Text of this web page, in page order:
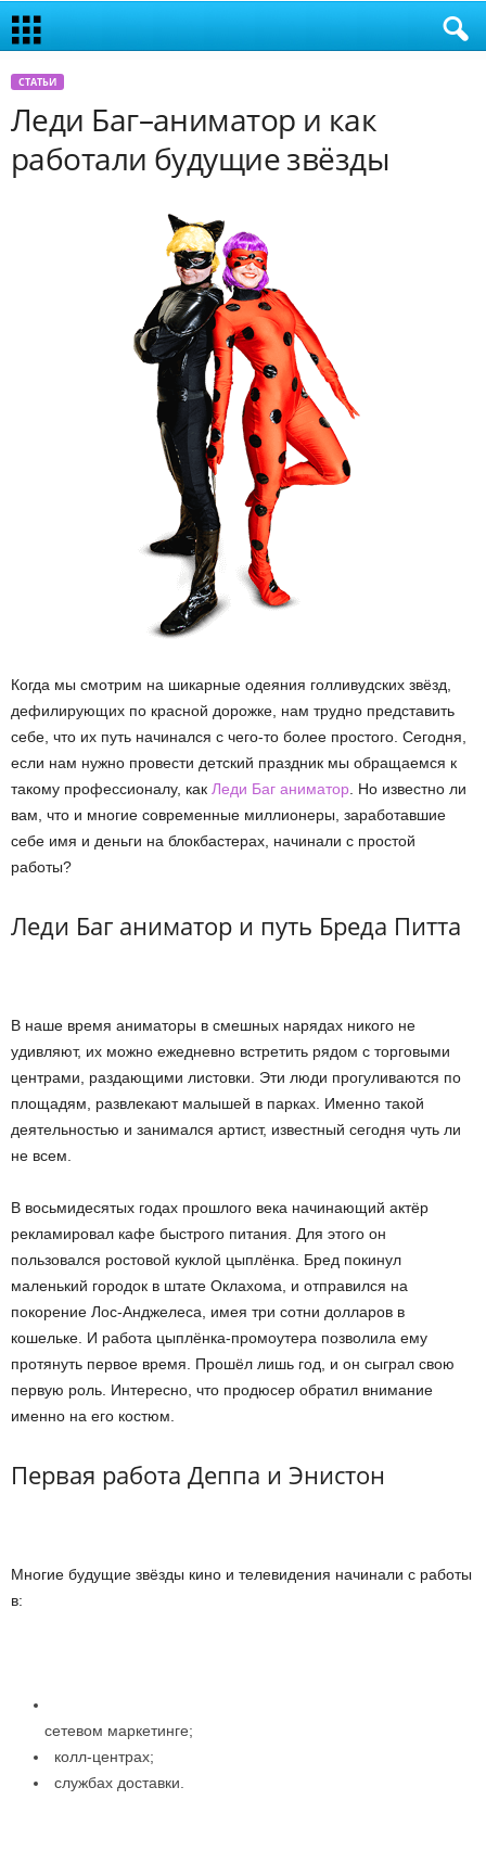
СТАТЬИ
Леди Баг–аниматор и как
работали будущие звёзды
Когда мы смотрим на шикарные одеяния голливудских звёзд,
дефилирующих по красной дорожке, нам трудно представить
себе, что их путь начинался с чего-то более простого. Сегодня,
если нам нужно провести детский праздник мы обращаемся к
такому профессионалу, как Леди Баг аниматор . Но известно ли
вам, что и многие современные миллионеры, заработавшие
себе имя и деньги на блокбастерах, начинали с простой
работы?
Леди Баг аниматор и путь Бреда Питта
В наше время аниматоры в смешных нарядах никого не
удивляют, их можно ежедневно встретить рядом с торговыми
центрами, раздающими листовки. Эти люди прогуливаются по
площадям, развлекают малышей в парках. Именно такой
деятельностью и занимался артист, известный сегодня чуть ли
не всем.
В восьмидесятых годах прошлого века начинающий актёр
рекламировал кафе быстрого питания. Для этого он
пользовался ростовой куклой цыплёнка. Бред покинул
маленький городок в штате Оклахома, и отправился на
покорение Лос-Анджелеса, имея три сотни долларов в
кошельке. И работа цыплёнка-промоутера позволила ему
протянуть первое время. Прошёл лишь год, и он сыграл свою
первую роль. Интересно, что продюсер обратил внимание
именно на его костюм.
Первая работа Деппа и Энистон
Многие будущие звёзды кино и телевидения начинали с работы
в:
сетевом маркетинге;
колл-центрах;
службах доставки.